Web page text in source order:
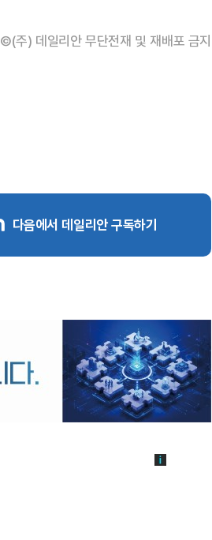
©(주) 데일리안 무단전재 및 재배포 금지
다음에서 데일리안 구독하기